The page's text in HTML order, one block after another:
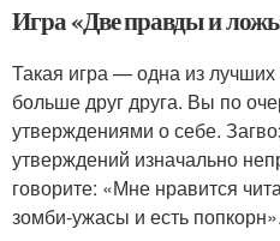
Игра «Две правды и
Такая игра — одна из лучших
больше друг друга. Вы по
утверждениями о себе.
утверждений изначально
говорите: «Мне нравится
зомби-ужасы и есть попкорн».